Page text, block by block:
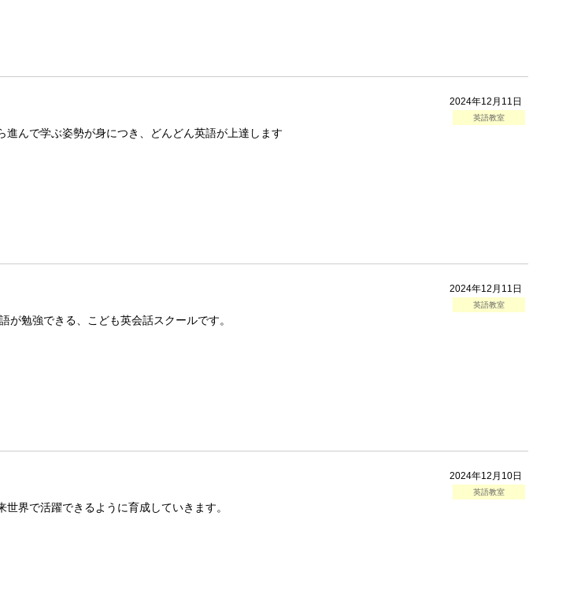
2024年12月11日
英語教室
んで学ぶ姿勢が身につき、どんどん英語が上達します
2024年12月11日
英語教室
勉強できる、こども英会話スクールです。
2024年12月10日
英語教室
界で活躍できるように育成していきます。